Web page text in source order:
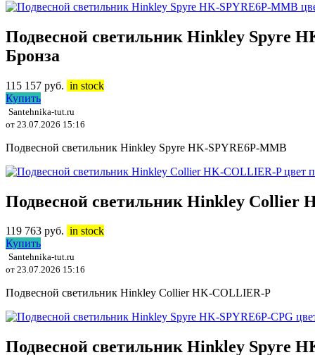
Подвесной светильник Hinkley Spyre
Бронза
115 157 руб. in stock
Купить
Santehnika-tut.ru
от 23.07.2026 15:16
Подвесной светильник Hinkley Spyre HK-SPYRE6P-MMB
Подвесной светильник Hinkley Collier
119 763 руб. in stock
Купить
Santehnika-tut.ru
от 23.07.2026 15:16
Подвесной светильник Hinkley Collier HK-COLLIER-P
Подвесной светильник Hinkley Spyre